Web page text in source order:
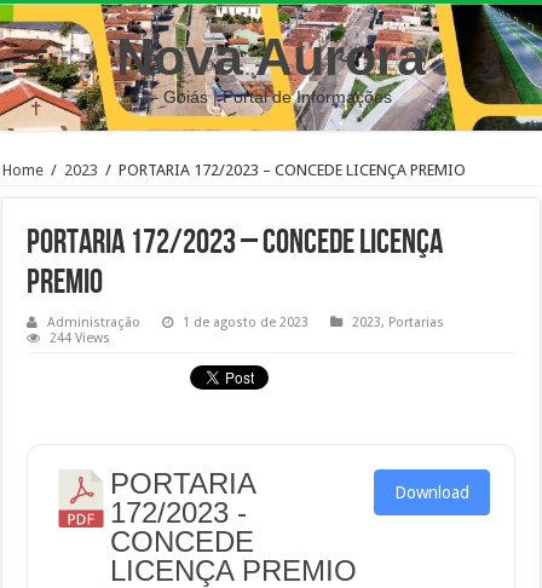
Nova Aurora
– Goiás | Portal de Informações
Home / 2023 / PORTARIA 172/2023 – CONCEDE LICENÇA PREMIO
PORTARIA 172/2023 – CONCEDE LICENÇA
PREMIO
Administração 1 de agosto de 2023 2023, Portarias
244 Views
PORTARIA
172/2023 -
CONCEDE
LICENÇA PREMIO
Download